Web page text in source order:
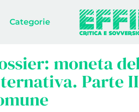
Categorie
moneta
Parte